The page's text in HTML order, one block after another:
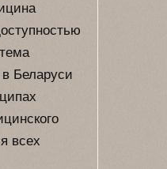
Беларуси
всех